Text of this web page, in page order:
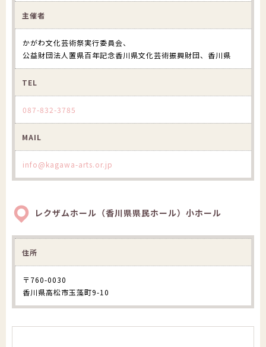
主催者
かがわ文化芸術祭実行委員会、
公益財団法人置県百年記念香川県文化芸術振興財団、香川県
TEL
087-832-3785
MAIL
info@kagawa-arts.or.jp
レクザムホール（香川県県民ホール）小ホール
住所
〒760-0030
香川県高松市玉藻町9-10